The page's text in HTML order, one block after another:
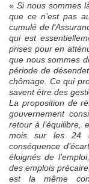
«Si nous sommes
que ce n’est pas
cumulé de
qui est
prises pour en
que nous sommes
période de
chômage. Ce qui
savent être des
La proposition de
gouvernement
retour à l’équilibre,
mois sur les 24
conséquence
éloignés de
des emplois
est la même